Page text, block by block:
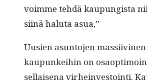
voimme tehdä kaupungista
siinä halu­ta asua,”
Uusien asun­to­jen
kaupunkei­hin on
sel­l­aise­na virhein­vestoin­ti.